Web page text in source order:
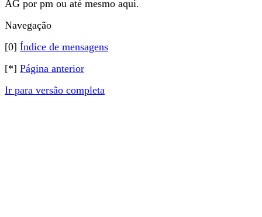
AG por pm ou até mesmo aqui.
Navegação
[0] Índice de mensagens
[*] Página anterior
Ir para versão completa